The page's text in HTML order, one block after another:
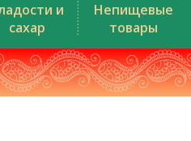
и
сахар
Непищевые
товары